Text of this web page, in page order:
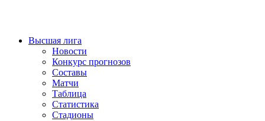
Высшая лига
Новости
Конкурс прогнозов
Составы
Матчи
Таблица
Статистика
Стадионы